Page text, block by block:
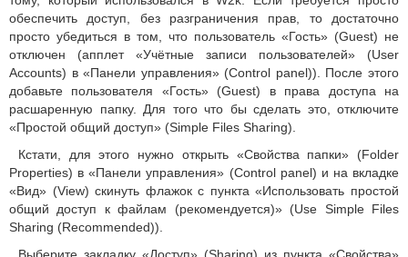
обеспечить доступ, без разграничения прав, то достаточно
просто убедиться в том, что пользователь «Гость» (Guest) не
отключен (апплет «Учётные записи пользователей» (User
Accounts) в «Панели управления» (Control panel)). После этого
добавьте пользователя «Гость» (Guest) в права доступа на
расшаренную папку. Для того что бы сделать это, отключите
«Простой общий доступ» (Simple Files Sharing).
Кстати, для этого нужно открыть «Свойства папки» (Folder
Properties) в «Панели управления» (Control panel) и на вкладке
«Вид» (View) скинуть флажок с пункта «Использовать простой
общий доступ к файлам (рекомендуется)» (Use Simple Files
Sharing (Recommended)).